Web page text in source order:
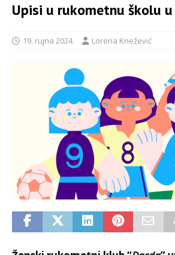
Upisi u rukometnu školu
19. rujna 2024. Lorena Knežević